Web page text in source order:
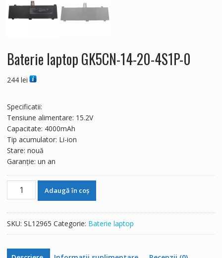
Baterie laptop GK5CN-14-20-4S1P-0
244 lei
Specificatii:
Tensiune alimentare: 15.2V
Capacitate: 4000mAh
Tip acumulator: Li-ion
Stare: nouă
Garanție: un an
Cantitate
Baterie
14-
4S1P-
Adaugă în coș
SKU: SL12965 Categorie: Baterie laptop